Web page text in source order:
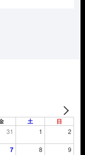
土 日
31 1 2
7 8 9